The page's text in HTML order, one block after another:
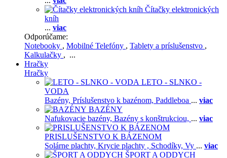
Čítačky elektronických
kníh
... viac
Odporúčame:
Notebooky , Mobilné Telefóny , Tablety a príslušenstvo ,
Kalkulačky , ...
Hračky
Hračky
LETO - SLNKO -
VODA
Bazény, Príslušenstvo k bazénom, Paddleboa ... viac
BAZÉNY
Nafukovacie bazény, Bazény s konštrukciou, ... viac
PRISLUŠENSTVO K BÁZENOM
Solárne plachty, Krycie plachty , Schodíky, Vy ... viac
ŠPORT A ODDYCH